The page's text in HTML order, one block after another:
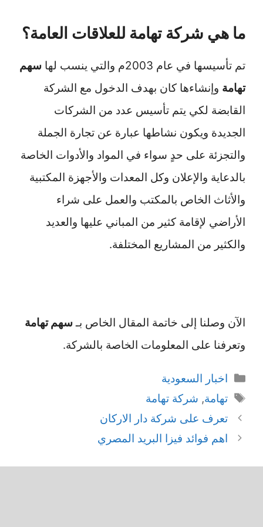
ما هي شركة تهامة للعلاقات العامة؟
تم تأسيسها في عام 2003م والتي ينسب لها
سهم
تهامة وإنشاءها كان بهدف الدخول مع الشركة
القابضة لكي يتم تأسيس عدد من الشركات
الجديدة ويكون نشاطها عبارة عن تجارة الجملة
والتجزئة على حدٍ سواء في المواد والأدوات الخاصة
بالدعاية والإعلان وكل المعدات والأجهزة المكتبية
والأثاث الخاص بالمكتب والعمل على شراء
الأراضي لإقامة كثير من المباني عليها والعديد
والكثير من المشاريع المختلفة.
الآن وصلنا إلى خاتمة المقال الخاص بـسهم تهامة
وتعرفنا على المعلومات الخاصة بالشركة.
التصنيفات
اخبار السعودية
الوسوم
تهامة, شركة تهامة
تعرف على شركة دار الاركان
اهم فوائد فيزا البريد المصري